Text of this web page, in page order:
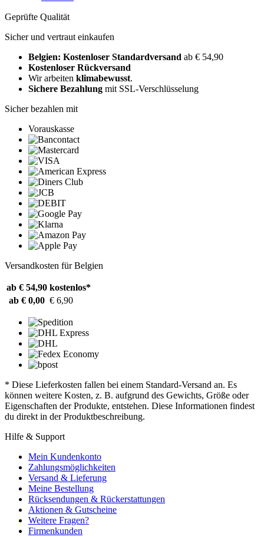
Geprüfte Qualität
Sicher und vertraut einkaufen
Belgien: Kostenloser Standardversand ab € 54,90
Kostenloser Rückversand
Wir arbeiten klimabewusst.
Sichere Bezahlung mit SSL-Verschlüsselung
Sicher bezahlen mit
Vorauskasse
Versandkosten für Belgien
ab € 54,90 kostenlos*
ab € 0,00 € 6,90
* Diese Lieferkosten fallen bei einem Standard-Versand an. Es
können weitere Kosten, z. B. aufgrund des Gewichts, Größe oder
Eigenschaften der Produkte, entstehen. Diese Informationen findest
du direkt in der Produktbeschreibung.
Hilfe & Support
Mein Kundenkonto
Zahlungsmöglichkeiten
Versand & Lieferung
Meine Bestellung
Rücksendungen & Rückerstattungen
Aktionen & Gutscheine
Weitere Fragen?
Firmenkunden